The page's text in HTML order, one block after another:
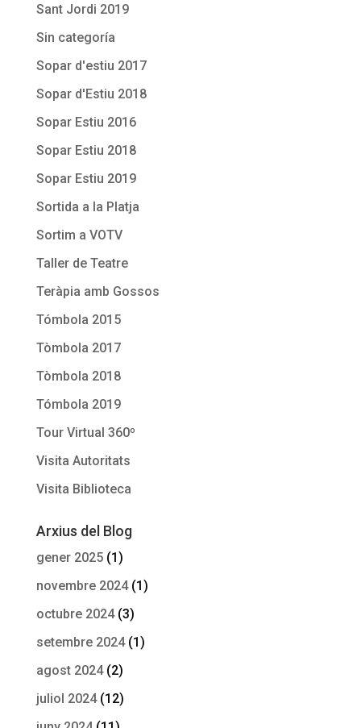
Sant Jordi 2019
Sin categoría
Sopar d'estiu 2017
Sopar d'Estiu 2018
Sopar Estiu 2016
Sopar Estiu 2018
Sopar Estiu 2019
Sortida a la Platja
Sortim a VOTV
Taller de Teatre
Teràpia amb Gossos
Tómbola 2015
Tòmbola 2017
Tòmbola 2018
Tómbola 2019
Tour Virtual 360º
Visita Autoritats
Visita Biblioteca
Arxius del Blog
gener 2025(1)
novembre 2024(1)
octubre 2024(3)
setembre 2024(1)
agost 2024(2)
juliol 2024(12)